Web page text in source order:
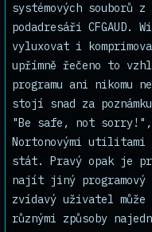
systémových souborů
podadresáři CFGAUD.
vyluxovat i
upřímně řečeno to
programu ani nikomu
stojí snad za
"Be safe, not
Nortonovými utilitami
stát. Pravý opak je
najít jiný programový
zvídavý uživatel
různými způsoby